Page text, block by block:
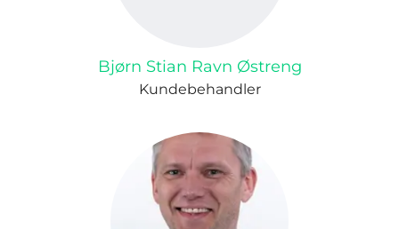
Bjørn Stian Ravn Østreng
Kundebehandler